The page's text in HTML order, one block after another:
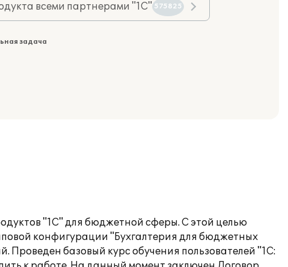
всеми партнерами "1С" 575825
задача
"1С" для бюджетной сферы. С этой целью
конфигурации "Бухгалтерия для бюджетных
базовый курс обучения пользователей "1С: